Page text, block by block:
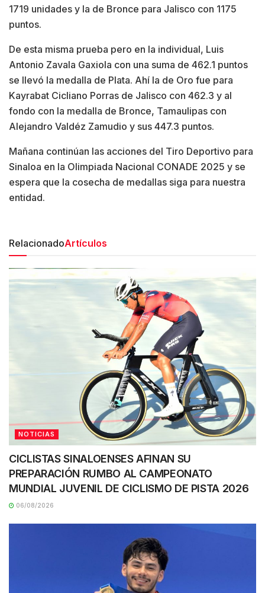
1719 unidades y la de Bronce para Jalisco con 1175
puntos.
De esta misma prueba pero en la individual, Luis
Antonio Zavala Gaxiola con una suma de 462.1 puntos
se llevó la medalla de Plata. Ahí la de Oro fue para
Kayrabat Cicliano Porras de Jalisco con 462.3 y al
fondo con la medalla de Bronce, Tamaulipas con
Alejandro Valdéz Zamudio y sus 447.3 puntos.
Mañana continúan las acciones del Tiro Deportivo para
Sinaloa en la Olimpiada Nacional CONADE 2025 y se
espera que la cosecha de medallas siga para nuestra
entidad.
RelacionadoArtículos
NOTICIAS
CICLISTAS SINALOENSES AFINAN SU
PREPARACIÓN RUMBO AL CAMPEONATO
MUNDIAL JUVENIL DE CICLISMO DE PISTA 2026
06/08/2026